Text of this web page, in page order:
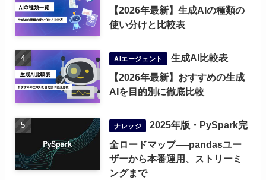
【2026年最新】生成AIの種類の
使い分けと比較表
AIエージェント
生成AI比較表
【2026年最新】おすすめの生成
AIを目的別に徹底比較
ナレッジ
2025年版・PySpark完
全ロードマップ──pandasユー
ザーから本番運用、ストリーミ
ングまで